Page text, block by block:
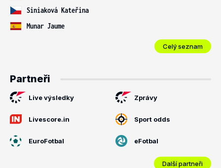
Siniaková Kateřina
Munar Jaume
Celý seznam
Partneři
Live výsledky Zprávy
Livescore.in Sport odds
EuroFotbal eFotbal
Další partneři